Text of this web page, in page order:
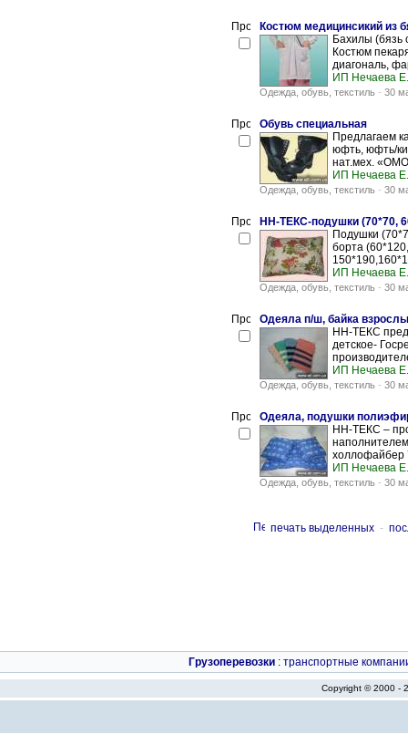
Костюм медицинсикий из
Бахилы (бязь
Костюм
диагональ,
ИП Нечаева
Одежда, обувь, текстиль - 30
Обувь специальная
Предлагаем
юфть, юфть/
нат.мех.
ИП Нечаева
Одежда, обувь, текстиль - 30
НН-ТЕКС-подушки (70*70,
Подушки
борта
ИП Нечаева
Одежда, обувь, текстиль - 30
Одеяла п/ш, байка
НН-ТЕКС
детское-
ИП Нечаева
Одежда, обувь, текстиль - 30
Одеяла, подушки
НН-ТЕКС –
холлофайбер
ИП Нечаева
Одежда, обувь, текстиль - 30
печать выделенных -
Грузоперевозки : транспортные
Copyright © 2000 -